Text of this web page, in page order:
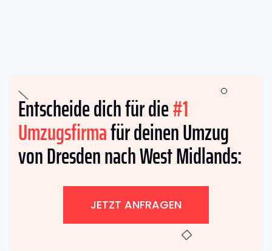
Entscheide dich für die#1
Umzugsfirmafür deinen Umzug
von Dresden nach West Midlands:
JETZT ANFRAGEN